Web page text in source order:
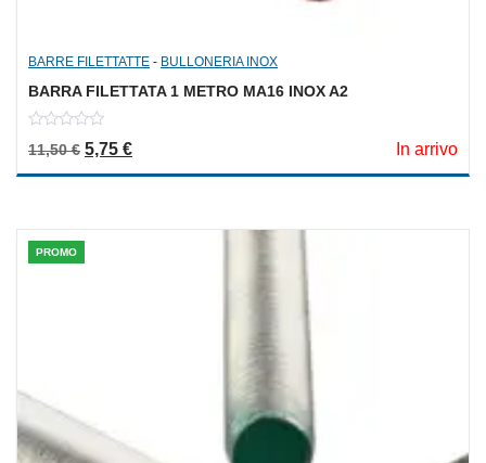
BARRE FILETTATTE - BULLONERIA INOX
BARRA FILETTATA 1 METRO MA16 INOX A2
out
11,50€ Il prezzo originale era: 11,50 €.
5,75 €Il prezzo attuale è: 5,75 €. In arrivo
PROMO